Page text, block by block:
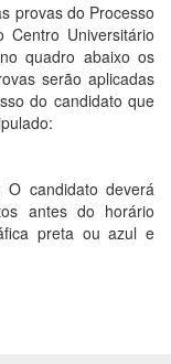
provas do Processo
Universitário
quadro abaixo os
serão aplicadas
do candidato que
candidato deverá
antes do horário
preta ou azul e